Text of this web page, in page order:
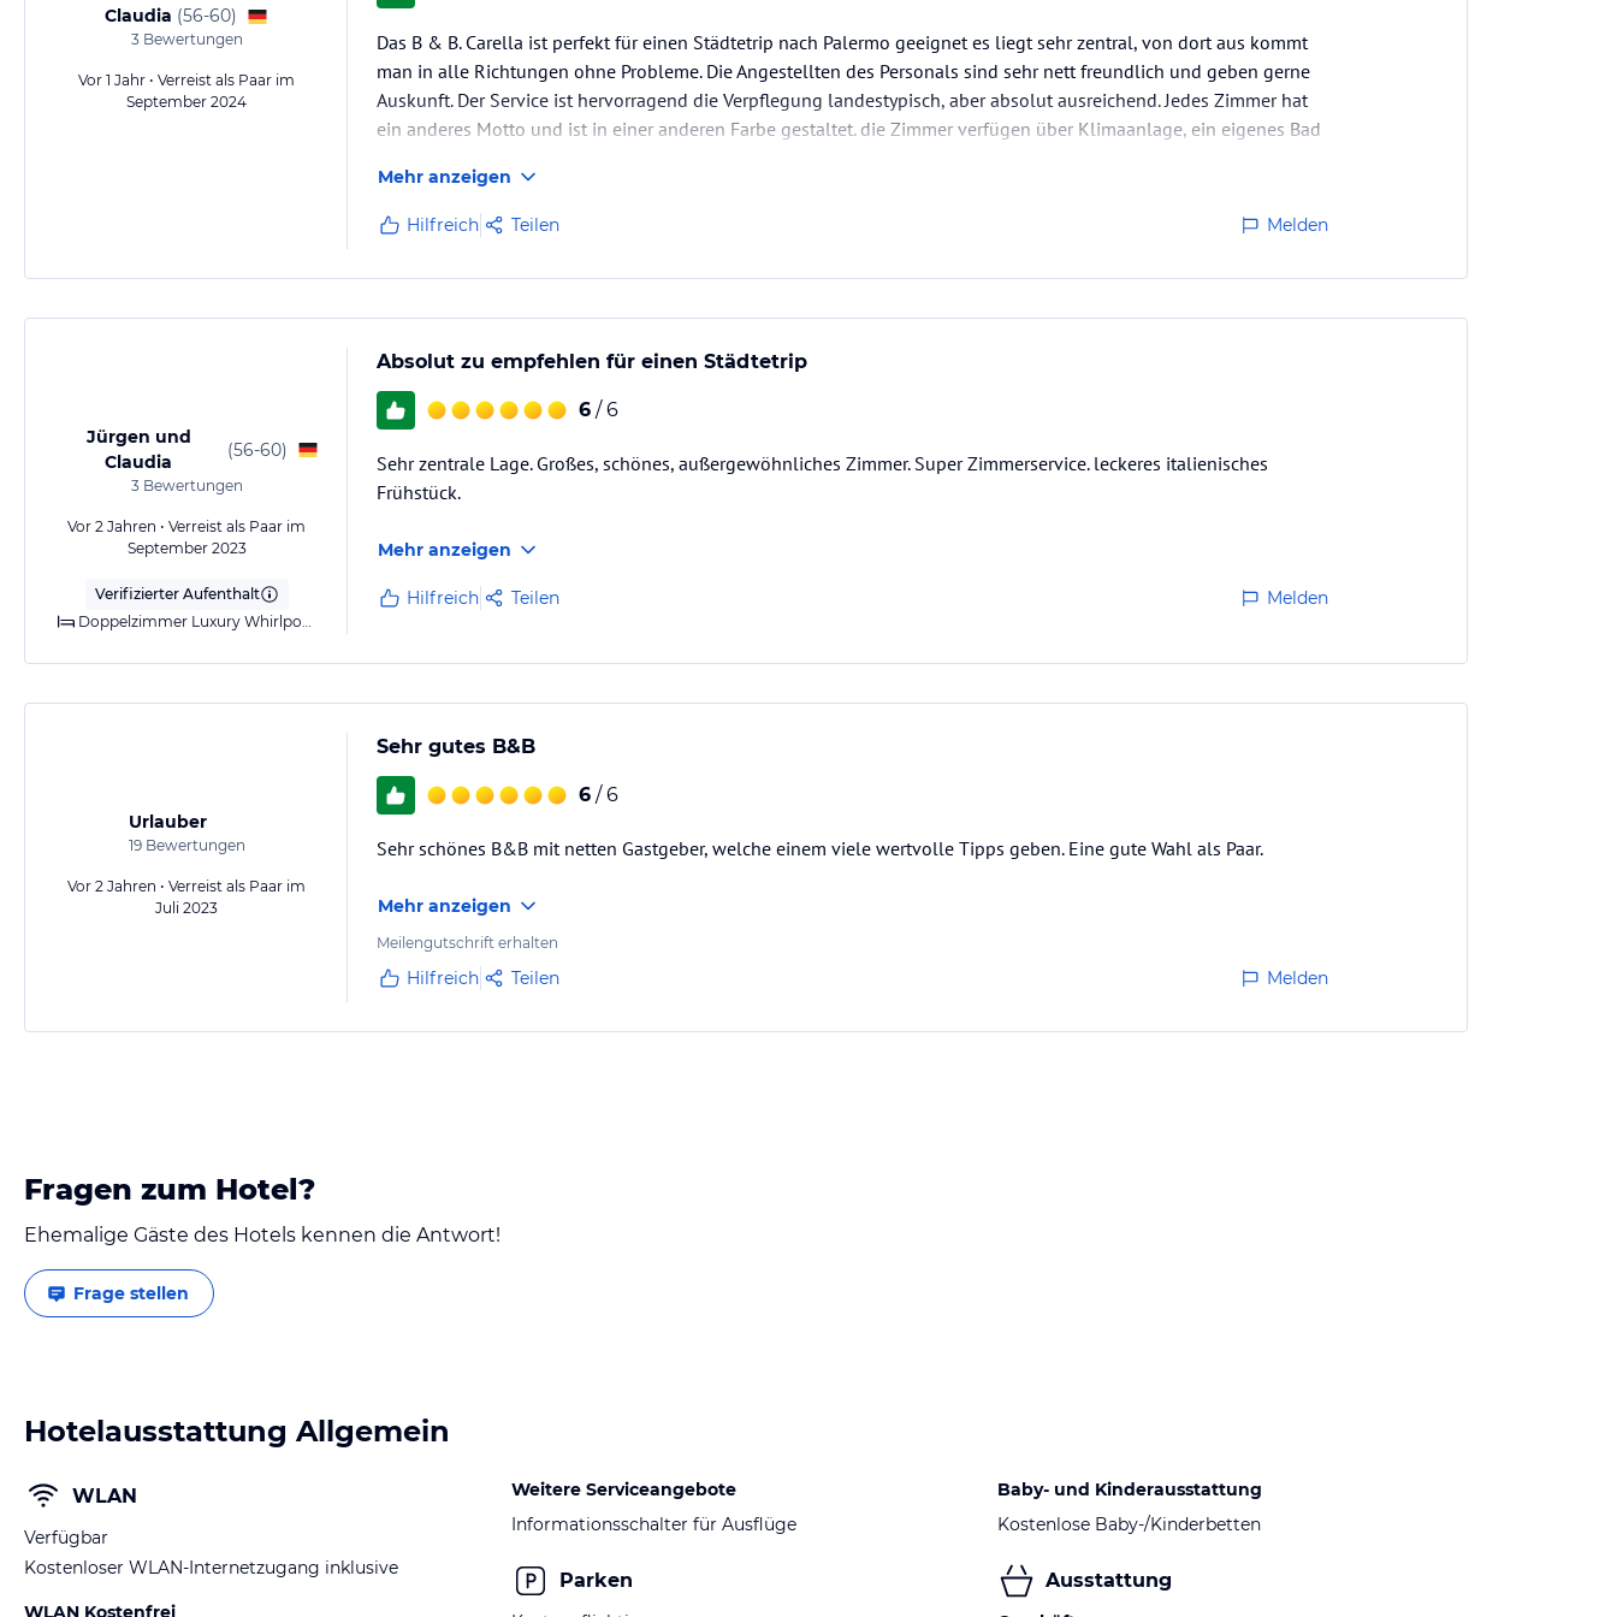
Claudia (56-60)
3Bewertungen
Vor 1 Jahr • Verreist als Paar im
September 2024
Das B & B. Carella ist perfekt für einen Städtetrip nach Palermo geeignet es liegt sehr zentral, von dort aus kommt
man in alle Richtungen ohne Probleme. Die Angestellten des Personals sind sehr nett freundlich und geben gerne
Auskunft. Der Service ist hervorragend die Verpflegung landestypisch, aber absolut ausreichend. Jedes Zimmer hat
ein anderes Motto und ist in einer anderen Farbe gestaltet. die Zimmer verfügen über Klimaanlage, ein eigenes Bad
Mehr anzeigen
Hilfreich Teilen Melden
Jürgen und
Claudia
(56-60)
3Bewertungen
Vor 2 Jahren • Verreist als Paar im
September 2023
Verifizierter Aufenthalt
Doppelzimmer Luxury Whirlpool Stadtblick
Absolut zu empfehlen für einen Städtetrip
6 / 6
Sehr zentrale Lage. Großes, schönes, außergewöhnliches Zimmer. Super Zimmerservice. leckeres italienisches
Frühstück.
Mehr anzeigen
Hilfreich Teilen Melden
Urlauber
19Bewertungen
Vor 2 Jahren • Verreist als Paar im
Juli 2023
Sehr gutes B&B
6 / 6
Sehr schönes B&B mit netten Gastgeber, welche einem viele wertvolle Tipps geben. Eine gute Wahl als Paar.
Mehr anzeigen
Meilengutschrift erhalten
Hilfreich Teilen Melden
Fragen zum Hotel?
Ehemalige Gäste des Hotels kennen die Antwort!
Frage stellen
Hotelausstattung Allgemein
WLAN
Verfügbar
Kostenloser WLAN-Internetzugang inklusive
WLAN Kostenfrei
Weitere Serviceangebote
Informationsschalter für Ausflüge
Parken
Baby- und Kinderausstattung
Kostenlose Baby-/Kinderbetten
Ausstattung